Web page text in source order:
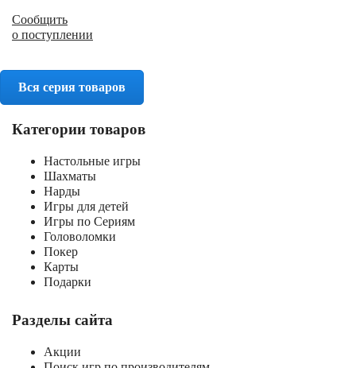
Сообщить
о поступлении
Вся серия товаров
Категории товаров
Настольные игры
Шахматы
Нарды
Игры для детей
Игры по Сериям
Головоломки
Покер
Карты
Подарки
Разделы сайта
Акции